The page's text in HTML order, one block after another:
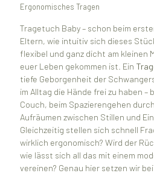
Ergonomisches Tragen
Tragetuch Baby – schon beim
Eltern, wie intuitiv sich dieses
flexibel und ganz dicht am kleinen
euer Leben gekommen ist. Ein
tiefe Geborgenheit der
im Alltag die Hände frei zu haben –
Couch, beim Spazierengehen
Aufräumen zwischen Stillen und
Gleichzeitig stellen sich schnell
wirklich ergonomisch? Wird der
wie lässt sich all das mit einem
vereinen? Genau hier setzen wir